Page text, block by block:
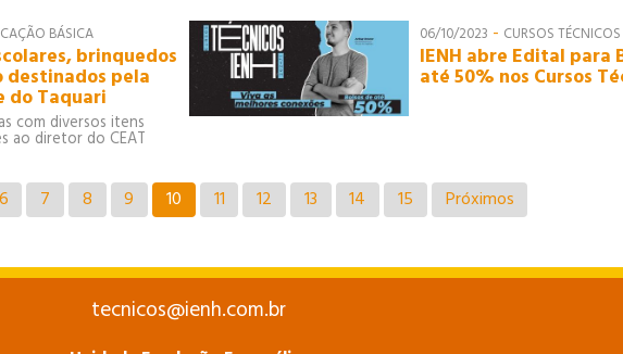
BÁSICA
brinquedos
destinados pela
do Taquari
com diversos itens
ao diretor do CEAT
06/10/2023 - CURSOS TÉCNICOS
IENH abre Edital para
até 50% nos Cursos
6 7 8 9 10 11 12 13 14 15 Próximos
tecnicos@ienh.com.br